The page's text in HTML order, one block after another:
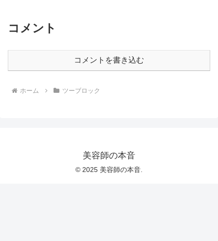
コメント
コメントを書き込む
ホーム ツーブロック
美容師の本音
© 2025 美容師の本音.